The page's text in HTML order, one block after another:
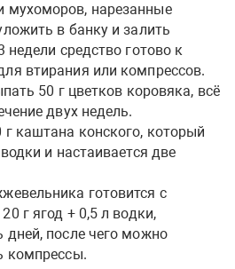
мухоморов, нарезанные
в банку и залить
недели средство готово к
втирания или компрессов.
50 г цветков коровяка, всё
двух недель.
г каштана конского, который
и настаивается две
готовится с
г ягод + 0,5 л водки,
дней, после чего можно
компрессы.